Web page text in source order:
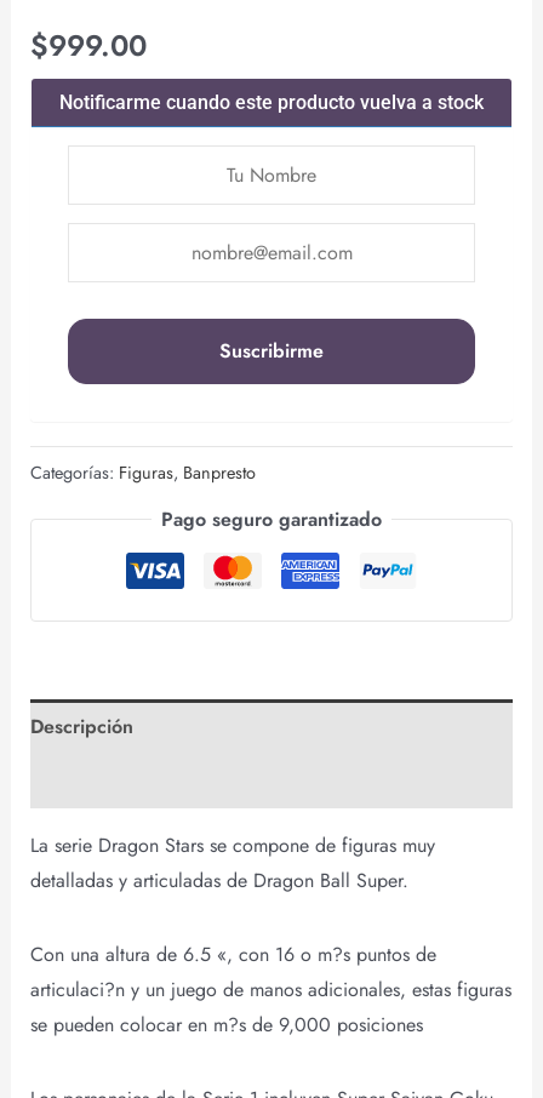
$999.00
Notificarme cuando este producto vuelva a stock
Categorías: Figuras, Banpresto
Pago seguro garantizado
Descripción
La serie Dragon Stars se compone de figuras muy
detalladas y articuladas de Dragon Ball Super.
Con una altura de 6.5 «, con 16 o m?s puntos de
articulaci?n y un juego de manos adicionales, estas figuras
se pueden colocar en m?s de 9,000 posiciones